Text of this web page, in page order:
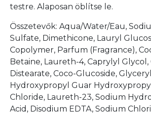
testre. Alaposan öblítse le.
Összetevők: Aqua/Water/Eau,
Sulfate, Dimethicone, Lauryl
Copolymer, Parfum (Fragrance),
Betaine, Laureth-4, Caprylyl Glycol,
Distearate, Coco-Glucoside,
Hydroxypropyl Guar
Chloride, Laureth-23, Sodium
Acid, Disodium EDTA, Sodium